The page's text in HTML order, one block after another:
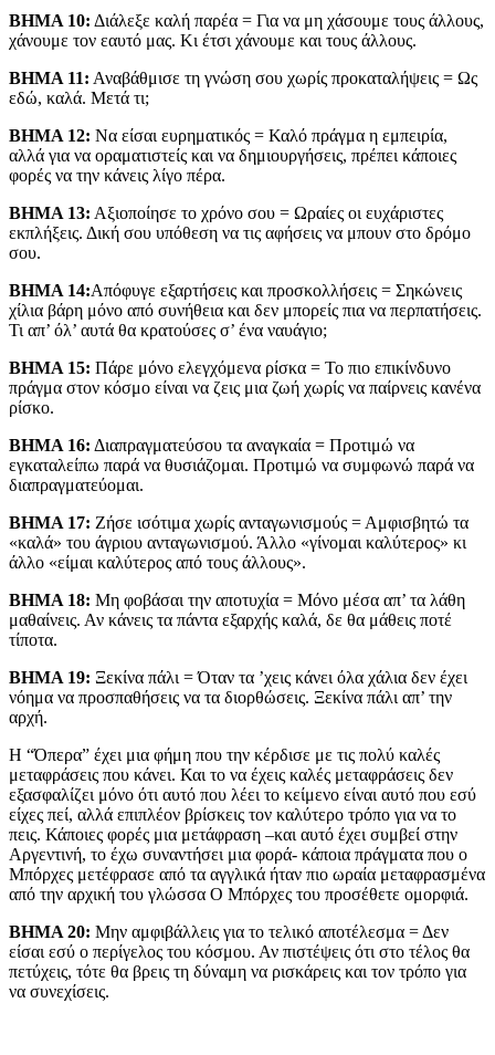
ΒΗΜΑ 10: Διάλεξε καλή παρέα = Για να μη χάσουμε τους άλλους,
χάνουμε τον εαυτό μας. Κι έτσι χάνουμε και τους άλλους.
ΒΗΜΑ 11: Αναβάθμισε τη γνώση σου χωρίς προκαταλήψεις = Ως
εδώ, καλά. Μετά τι;
ΒΗΜΑ 12: Να είσαι ευρηματικός = Καλό πράγμα η εμπειρία,
αλλά για να οραματιστείς και να δημιουργήσεις, πρέπει κάποιες
φορές να την κάνεις λίγο πέρα.
ΒΗΜΑ 13: Αξιοποίησε το χρόνο σου = Ωραίες οι ευχάριστες
εκπλήξεις. Δική σου υπόθεση να τις αφήσεις να μπουν στο δρόμο
σου.
ΒΗΜΑ 14:Απόφυγε εξαρτήσεις και προσκολλήσεις = Σηκώνεις
χίλια βάρη μόνο από συνήθεια και δεν μπορείς πια να περπατήσεις.
Τι απ’ όλ’ αυτά θα κρατούσες σ’ ένα ναυάγιο;
ΒΗΜΑ 15: Πάρε μόνο ελεγχόμενα ρίσκα = Το πιο επικίνδυνο
πράγμα στον κόσμο είναι να ζεις μια ζωή χωρίς να παίρνεις κανένα
ρίσκο.
ΒΗΜΑ 16: Διαπραγματεύσου τα αναγκαία = Προτιμώ να
εγκαταλείπω παρά να θυσιάζομαι. Προτιμώ να συμφωνώ παρά να
διαπραγματεύομαι.
ΒΗΜΑ 17: Ζήσε ισότιμα χωρίς ανταγωνισμούς = Αμφισβητώ τα
«καλά» του άγριου ανταγωνισμού. Άλλο «γίνομαι καλύτερος» κι
άλλο «είμαι καλύτερος από τους άλλους».
ΒΗΜΑ 18: Μη φοβάσαι την αποτυχία = Μόνο μέσα απ’ τα λάθη
μαθαίνεις. Αν κάνεις τα πάντα εξαρχής καλά, δε θα μάθεις ποτέ
τίποτα.
ΒΗΜΑ 19: Ξεκίνα πάλι = Όταν τα ’χεις κάνει όλα χάλια δεν έχει
νόημα να προσπαθήσεις να τα διορθώσεις. Ξεκίνα πάλι απ’ την
αρχή.
Η “Όπερα” έχει μια φήμη που την κέρδισε με τις πολύ καλές
μεταφράσεις που κάνει. Και το να έχεις καλές μεταφράσεις δεν
εξασφαλίζει μόνο ότι αυτό που λέει το κείμενο είναι αυτό που εσύ
είχες πεί, αλλά επιπλέον βρίσκεις τον καλύτερο τρόπο για να το
πεις. Κάποιες φορές μια μετάφραση –και αυτό έχει συμβεί στην
Αργεντινή, το έχω συναντήσει μια φορά- κάποια πράγματα που ο
Μπόρχες μετέφρασε από τα αγγλικά ήταν πιο ωραία μεταφρασμένα
από την αρχική του γλώσσα Ο Μπόρχες του προσέθετε ομορφιά.
ΒΗΜΑ 20: Μην αμφιβάλλεις για το τελικό αποτέλεσμα = Δεν
είσαι εσύ ο περίγελος του κόσμου. Αν πιστέψεις ότι στο τέλος θα
πετύχεις, τότε θα βρεις τη δύναμη να ρισκάρεις και τον τρόπο για
να συνεχίσεις.